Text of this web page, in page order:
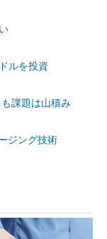
ルを投資
課題は山積み
ジング技術